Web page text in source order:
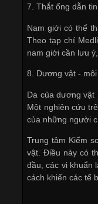
7. Thắt ống dẫn
Nam giới có thể
Theo tạp chí
nam giới cần lưu
8. Dương vật -
Da của dương vật
Một nghiên cứu
của những người
Trung tâm Kiểm
vật. Điều này có
đầu, các vi khuẩn
cách khiến các tế